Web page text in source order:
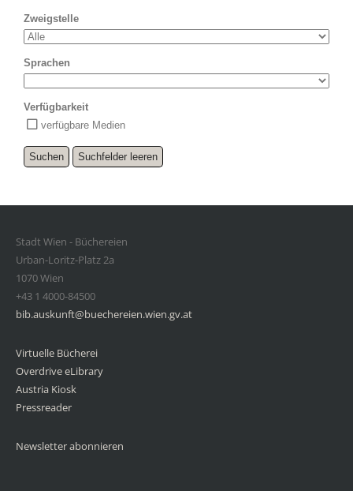
Zweigstelle
Sprachen
Verfügbarkeit
verfügbare Medien
Stadt Wien - Büchereien
Urban-Loritz-Platz 2a
1070 Wien
+43 1 4000-84500
bib.auskunft@buechereien.wien.gv.at
Virtuelle Bücherei
Overdrive eLibrary
Austria Kiosk
Pressreader
Newsletter abonnieren